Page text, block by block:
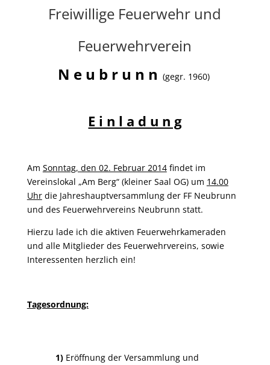
Freiwillige Feuerwehr und
Feuerwehrverein
N e u b r u n n (gegr. 1960)
E i n l a d u n g
Am Sonntag, den 02. Februar 2014findet im
Vereinslokal „Am Berg“ (kleiner Saal OG) um 14.00
Uhrdie Jahreshauptversammlung der FF Neubrunn
und des Feuerwehrvereins Neubrunn statt.
Hierzu lade ich die aktiven Feuerwehrkameraden
und alle Mitglieder des Feuerwehrvereins, sowie
Interessenten herzlich ein!
Tagesordnung:
1)Eröffnung der Versammlung und